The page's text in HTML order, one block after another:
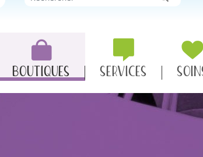
BOUTIQUES SERVICES